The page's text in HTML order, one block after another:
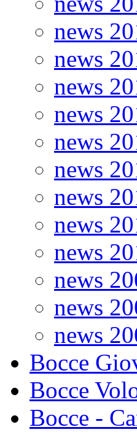
news
news
news
news
news
news
news
news
news
news
news
news
Bocce
Bocce
Bocce -